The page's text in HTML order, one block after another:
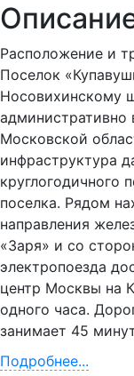
Расположение и
Поселок
Носовихинскому
административно
Московской
инфраструктура
круглогодичного
поселка. Рядом
направления
«Заря» и со
электропоезда
центр Москвы на
одного часа.
занимает 45
Подробнее...